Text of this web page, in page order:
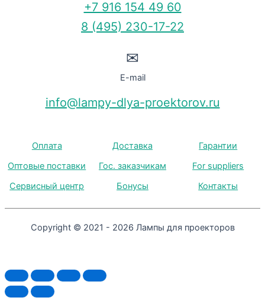
+7 916 154 49 60
8 (495) 230-17-22
✉
E-mail
info@lampy-dlya-proektorov.ru
Оплата Доставка
Гарантии
Оптовые поставки
Гос. заказчикам
For suppliers
Сервисный центр
Бонусы Контакты
Copyright © 2021 - 2026 Лампы для проекторов